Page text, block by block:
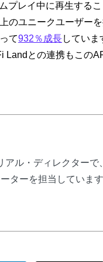
プレイ中に再生する
のユニークユーザー
て932％成長してい
Landとの連携もこの
ル・ディレクターで
ターを担当しています